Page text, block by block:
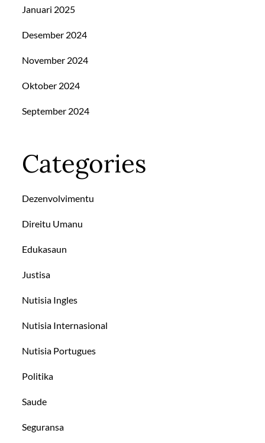
Januari 2025
Desember 2024
November 2024
Oktober 2024
September 2024
Categories
Dezenvolvimentu
Direitu Umanu
Edukasaun
Justisa
Nutisia Ingles
Nutisia Internasional
Nutisia Portugues
Politika
Saude
Seguransa